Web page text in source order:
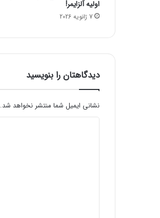
د
و
2
1
اولیه آلزایمر!
7 ژانویه 2026
دیدگاهتان را بنویسید
نشانی ایمیل شما منتشر نخواهد شد.